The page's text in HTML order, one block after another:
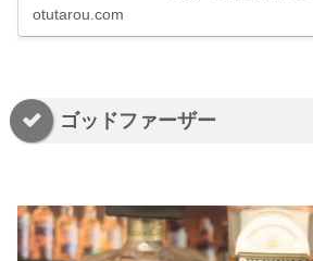
otutarou.com
ゴッドファーザー